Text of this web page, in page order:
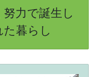
力で誕生し
暮らし